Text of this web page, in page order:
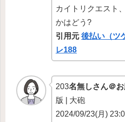
カイトリクエスト
かはどう?
引用元後払い（ツ
レ188
203名無しさん＠
版 | 大砲
2024/09/23(月)